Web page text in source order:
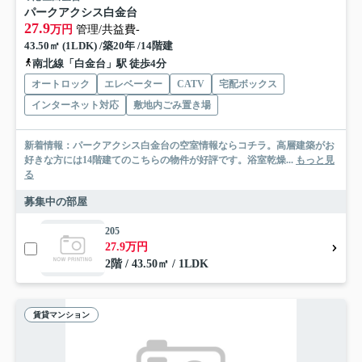
パークアクシス白金台
27.9万円 管理/共益費-
43.50㎡ (1LDK) /築20年 /14階建
南北線「白金台」駅 徒歩4分
オートロック エレベーター CATV
宅配ボックス
インターネット対応
敷地内ごみ置き場
新着情報：パークアクシス白金台の空室情報ならコチラ。高層建築がお
好きな方には14階建てのこちらの物件が好評です。浴室乾燥... もっと見
る
募集中の部屋
205
27.9万円
2階 / 43.50㎡ / 1LDK
賃貸マンション